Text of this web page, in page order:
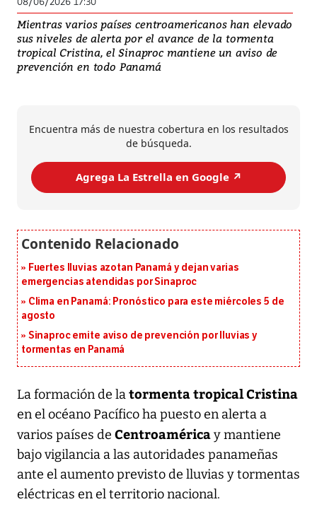
Mientras varios países centroamericanos han elevado
sus niveles de alerta por el avance de la tormenta
tropical Cristina, el Sinaproc mantiene un aviso de
prevención en todo Panamá
Encuentra más de nuestra cobertura en los resultados
de búsqueda.
Agrega La Estrella en Google ↗️
Fuertes lluvias azotan Panamá y dejan varias
emergencias atendidas por Sinaproc
Clima en Panamá: Pronóstico para este miércoles 5 de
agosto
Sinaproc emite aviso de prevención por lluvias y
tormentas en Panamá
La formación de latormenta tropical Cristina
en el océano Pacífico ha puesto en alerta a
varios países de Centroaméricay mantiene
bajo vigilancia a las autoridades panameñas
ante el aumento previsto de lluvias y tormentas
eléctricas en el territorio nacional.